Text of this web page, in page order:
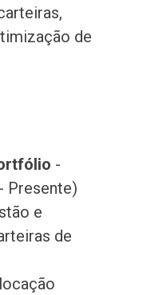
de
-
Presente)
e
de